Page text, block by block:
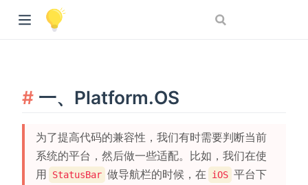
一、Platform.OS
为了提高代码的兼容性，我们有时需要判断当前
系统的平台，然后做一些适配。比如，我们在使
用
StatusBar 做导航栏的时候，在 iOS 平台下